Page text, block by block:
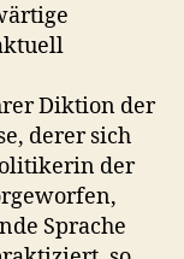
Diktion der
derer sich
der
Sprache